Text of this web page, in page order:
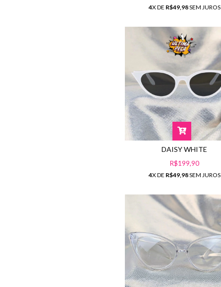
4X DE R$49,98SEM JUROS
DAISY WHITE
R$199,90
4X DE R$49,98SEM JUROS